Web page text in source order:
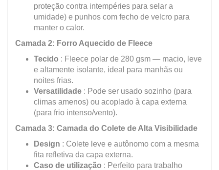
proteção contra intempéries para selar a
umidade) e punhos com fecho de velcro para
manter o calor.
Camada 2: Forro Aquecido de Fleece
Tecido : Fleece polar de 280 gsm — macio, leve
e altamente isolante, ideal para manhãs ou
noites frias.
Versatilidade : Pode ser usado sozinho (para
climas amenos) ou acoplado à capa externa
(para frio intenso/vento).
Camada 3: Camada do Colete de Alta Visibilidade
Design : Colete leve e autônomo com a mesma
fita refletiva da capa externa.
Caso de utilização : Perfeito para trabalho